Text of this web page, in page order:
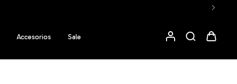
Accesorios Sale